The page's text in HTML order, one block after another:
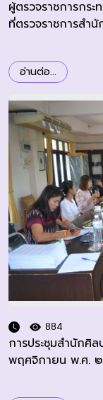
ผู้ตรวจราชการกร
ที่ตรวจราชการสำ
อ่านต่อ...
884
การประชุมสำนักศิ
พฤศจิกายน พ.ศ.